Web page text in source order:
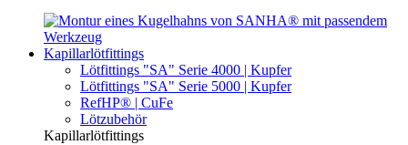
Kapillarlötfittings
Lötfittings "SA" Serie 4000 | Kupfer
Lötfittings "SA" Serie 5000 | Kupfer
RefHP® | CuFe
Lötzubehör
Kapillarlötfittings